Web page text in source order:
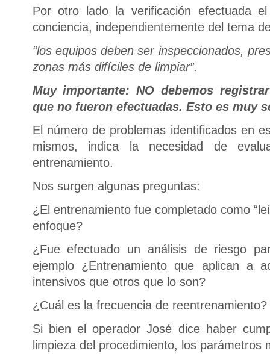
Por otro lado la verificación efectuada
conciencia, independientemente del tema
“los equipos deben ser inspeccionados,
zonas más difíciles de limpiar”.
Muy importante: NO debemos
que no fueron efectuadas. Esto es muy
El número de problemas identificados en
mismos, indica la necesidad de
entrenamiento.
Nos surgen algunas preguntas:
¿El entrenamiento fue completado como
enfoque?
¿Fue efectuado un análisis de riesgo
ejemplo ¿Entrenamiento que aplican a
intensivos que otros que lo son?
¿Cuál es la frecuencia de reentrenamiento?
Si bien el operador José dice haber
limpieza del procedimiento, los